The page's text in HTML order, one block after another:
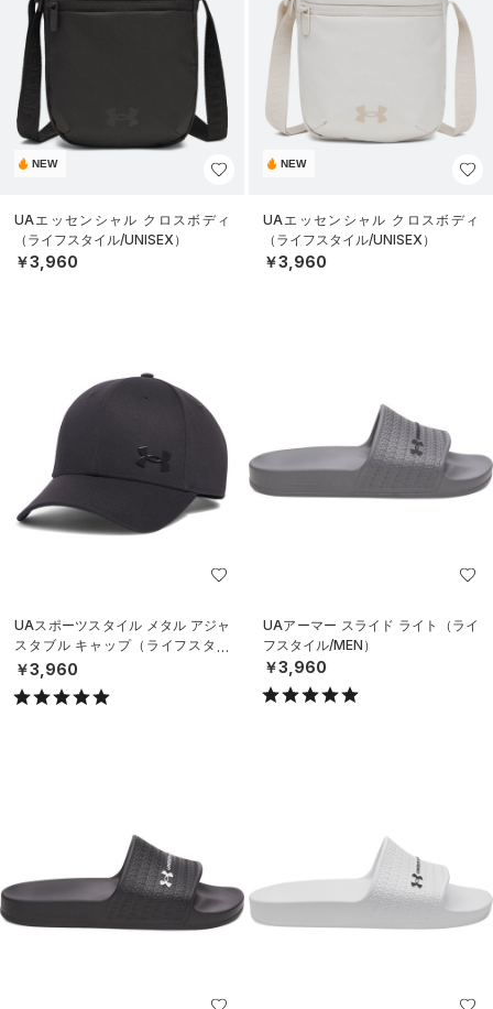
NEW
UAエッセンシャル クロスボディ
（ライフスタイル/UNISEX）
￥3,960
NEW
UAエッセンシャル クロスボディ
（ライフスタイル/UNISEX）
￥3,960
UAスポーツスタイル メタル アジャ
スタブル キャップ（ライフスタイ
ル/MEN）
￥3,960
UAアーマー スライド ライト（ライ
フスタイル/MEN）
￥3,960